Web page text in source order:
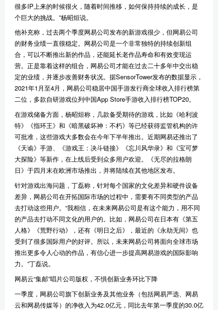
很多IP上来的时候很火，随着时间推移，如何保持持续的成长，是
个巨大的挑战。”杨昭烜说。
他补充称，过去两个季度网易公司发布的新游戏很少，但网易公司
的财务业绩一直很稳定。网易公司是一个非常独特的持续创新组
合，可以不断推出新的作品，还能延长老作品寿命和有效变现运
营。正是靠着这样的组合，网易公司才能在过去二十多年中交出稳
定的业绩，并逐步改善财务状况。据SensorTower发布的数据显示，
2021年1月至4月，网易公司稳居中国手游发行商全球收入排行榜第
二位，多款自研游戏位列中国App Store手游收入排行榜TOP20。
在游戏储备方面，杨昭烜称，几款备受期待的游戏，比如《哈利波
特》《指环王》和《暗黑破坏神：不朽》等已经获得监管机构的许
可批准，这些游戏大多数会在今年下半年推出。近期网易还推出了
《天谕》手游、《游戏王：决斗链接》《忘川风华录》和《宝可梦
大探险》等新作，在上线后受到众多用户欢迎。《无尽的拉格朗
日》于四月末在欧洲市场推出，并将陆续在其他地区发布。
针对游戏出海问题，丁磊称，针对每个国家的文化差异和硬件设备
差异，网易公司在开拓国际市场的过程中，需要有不同类型的产品
去打动这些用户。“我相信，在未来网易公司是有这个能力，用不同
的产品去打动不同文化的用户的。比如，网易公司在日本有《第五
人格》《荒野行动》，还有《明日之后》，最近的《永劫无间》也
受到了很多国际用户的好评。所以，未来网易公司将面向全球市场
推出更多令人心动的作品，有信心进一步提高网易游戏的国际影响
力。”丁磊说。
网易云“集邮”唱片公司版权，不惧创新业务环比下降
一季度，网易公司旗下创新业务及其他业务（包括网易严选、网易
云和网易传媒等）的净收入为42.0亿元，同比去年第一季度的30.0亿